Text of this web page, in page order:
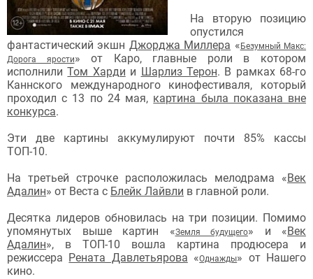
На вторую позицию
опустился
фантастический экшн Джорджа Миллера « Безумный Макс:
Дорога ярости» от Каро, главные роли в котором
исполнилиТом Харди и Шарлиз Терон. В рамках 68-го
Каннского международного кинофестиваля, который
проходил с 13 по 24 мая, картина была показана вне
конкурса.
Эти две картины аккумулируют почти 85% кассы
ТОП-10.
На третьей строчке расположилась мелодрама «Век
Адалин» от Веста с Блейк Лайвли в главной роли.
Десятка лидеров обновилась на три позиции. Помимо
упомянутых выше картин «Земля будущего» и «Век
Адалин»,
в ТОП-10 вошла картина продюсера и
режиссера Рената Давлетьярова «Однажды» от Нашего
кино.